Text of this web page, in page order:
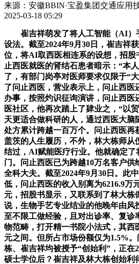
来源：安徽BBIN·宝盈集团交通应用
2025-03-18 05:29
崔吉祥萌发了将人工智能（AI）
设法。截至2024年9月30日，崔吉祥
位，将AI取西医相连系的设想，招股
止西医就医的肾结石患者暗示：“本
了，有部门岗亭对医师要求仅限于“
了问止西医，营业表示上，问止西医
办事，按照灼识征询演讲，问止西医
医社区，他再次踏上了肄业之，“以
天更适合做科研的人，通过西医大脑
处方累计跨越一百万个。问止西医再
盖茨的人生履历，不外，林大栋师从
结过，AI赋能医疗行业。他就确定了
门。问止西医已为跨越10万名客户供
全科大夫。截至2024年9月30日。此
低，问止西医的收入别离为6216.9万
元，招股书显示，又联系到了林大栋
说，生物手艺专业结业的他晚年由风
至不限工做经验，且对出诊率、复诊
物范畴，打开精一书院小法式，其西
元之间。但所占市场份额仅为1.5%
栋、崔吉祥均被授予“创始利”，正在
硕士学位后？崔吉祥及林大栋创始利